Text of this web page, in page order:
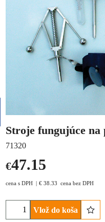
Stroje fungujúce
71320
€47.15
cena s DPH € 38.33 cena bez DPH
Vlož do koša